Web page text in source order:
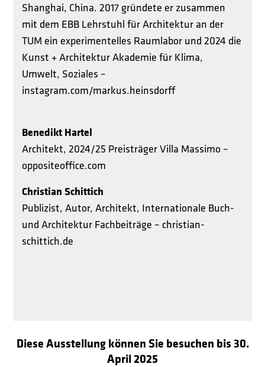
Shanghai, China. 2017 gründete er zusammen
mit dem EBB Lehrstuhl für Architektur an der
TUM ein experimentelles Raumlabor und 2024 die
Kunst + Architektur Akademie für Klima,
Umwelt, Soziales –
instagram.com/markus.heinsdorff
Benedikt Hartel
Architekt, 2024/25 Preisträger Villa Massimo –
oppositeoffice.com
Christian Schittich
Publizist, Autor, Architekt, Internationale Buch-
und Architektur Fachbeiträge –christian-
schittich.de
Diese Ausstellung können Sie besuchen bis 30.
April 2025